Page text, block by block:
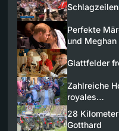
Schlagzeilen
Perfekte
und Meghan
Glattfelder
Zahlreiche
royales…
28
Gotthard